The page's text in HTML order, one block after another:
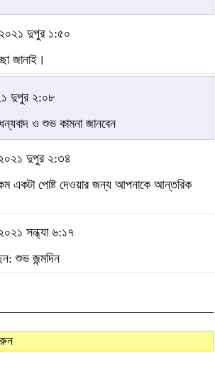
দুপুর ১:৫০
জানাই।
দুপুর ২:০৮
ও শুভ কামনা জানবেন
দুপুর ২:৩৪
একটা পোষ্ট দেওয়ার জন্য আপনাকে আন্তরিক
সন্ধ্যা ৬:১৭
শুভ জন্মদিন